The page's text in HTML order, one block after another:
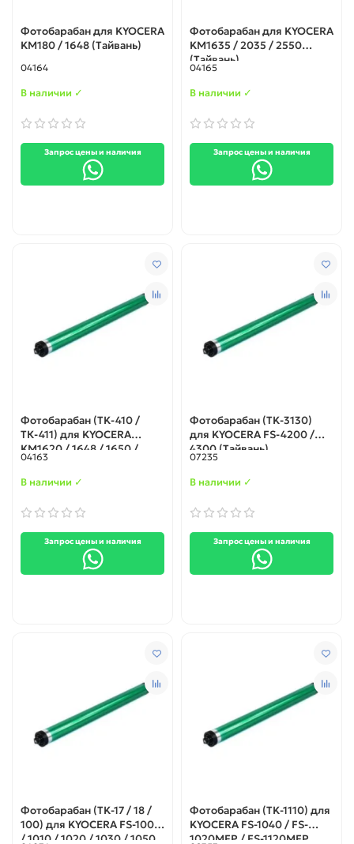
Фотобарабан для KYOCERA
KM180 / 1648 (Тайвань)
04164
В наличии ✓
Запрос цены и наличия
Фотобарабан для KYOCERA
KM1635 / 2035 / 2550
(Тайвань)
04165
В наличии ✓
Запрос цены и наличия
Фотобарабан (TK-410 /
ТК-411) для KYOCERA
KM1620 / 1648 / 1650 /
2020 / 2050 (Тайвань)
04163
В наличии ✓
Запрос цены и наличия
Фотобарабан (TK-3130)
для KYOCERA FS-4200 /
4300 (Тайвань)
07235
В наличии ✓
Запрос цены и наличия
Фотобарабан (TK-17 / 18 /
100) для KYOCERA FS-1000
/ 1010 / 1020 / 1030 / 1050
Фотобарабан (TK-1110) для
KYOCERA FS-1040 / FS-
1020MFP / FS-1120MFP